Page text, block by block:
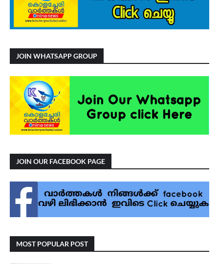
JOIN WHATSAPP GROUP
JOIN OUR FACEBOOK PAGE
MOST POPULAR POST